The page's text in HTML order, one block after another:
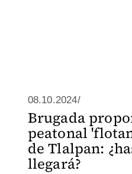
08.10.2024/
Brugada
peatonal
de Tlalpan:
llegará?